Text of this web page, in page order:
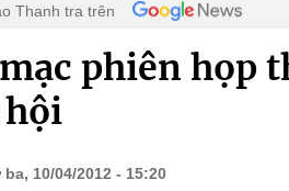
Thanh tra trên
phiên họp
hội
10/04/2012 - 15:20